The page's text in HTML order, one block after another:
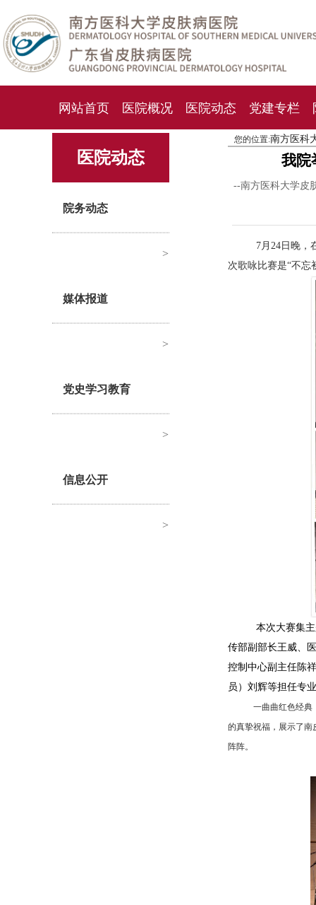
网站首页 医院概况 医院动态 党建专栏
化妆品检测中心 就诊指南 人才
医院动态
院务动态
>
媒体报道
>
党史学习教育
>
信息公开
>
您的位置:南方医科
我院
--南方医科大学皮
7月24日晚，
次歌咏比赛是“不忘
本次大赛集主
传部副部长王威、
控制中心副主任陈
员）刘辉等担任专
一曲曲红色经典
的真挚祝福，展示了
阵阵。